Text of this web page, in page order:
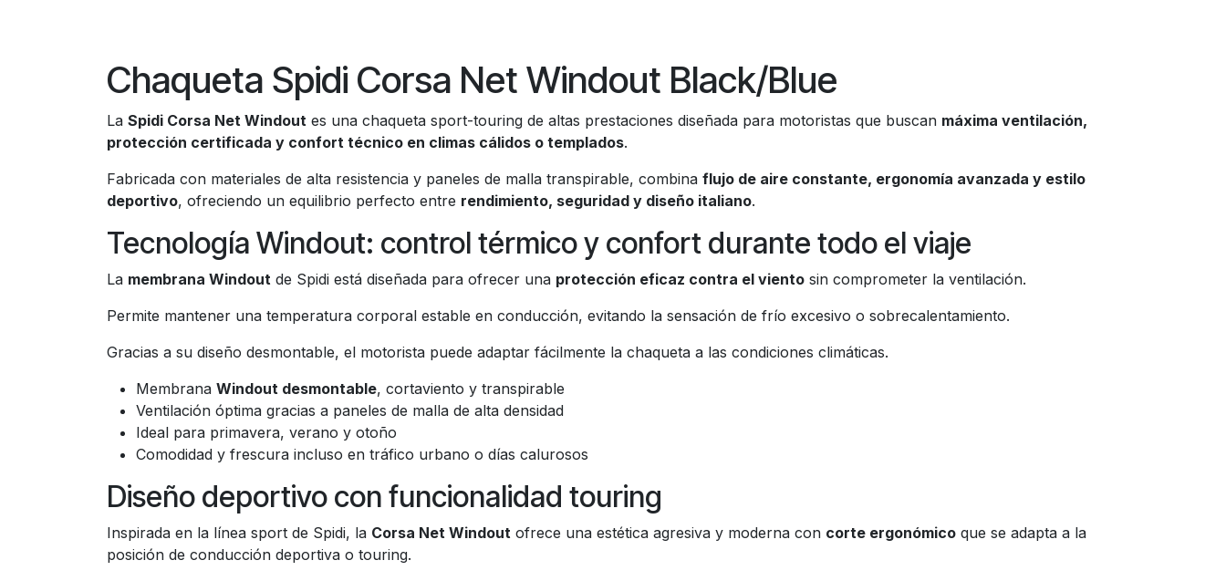
Chaqueta Spidi Corsa Net Windout Black/Blue
La Spidi Corsa Net Windout es una chaqueta sport-touring de altas prestaciones diseñada para motoristas que buscan máxima ventilación,
protección certificada y confort técnico en climas cálidos o templados.
Fabricada con materiales de alta resistencia y paneles de malla transpirable, combina flujo de aire constante, ergonomía avanzada y estilo
deportivo, ofreciendo un equilibrio perfecto entre rendimiento, seguridad y diseño italiano.
Tecnología Windout: control térmico y confort durante todo el viaje
La membrana Windout de Spidi está diseñada para ofrecer una protección eficaz contra el viento sin comprometer la ventilación.
Permite mantener una temperatura corporal estable en conducción, evitando la sensación de frío excesivo o sobrecalentamiento.
Gracias a su diseño desmontable, el motorista puede adaptar fácilmente la chaqueta a las condiciones climáticas.
Membrana Windout desmontable, cortaviento y transpirable
Ventilación óptima gracias a paneles de malla de alta densidad
Ideal para primavera, verano y otoño
Comodidad y frescura incluso en tráfico urbano o días calurosos
Diseño deportivo con funcionalidad touring
Inspirada en la línea sport de Spidi, la Corsa Net Windout ofrece una estética agresiva y moderna con corte ergonómico que se adapta a la
posición de conducción deportiva o touring.